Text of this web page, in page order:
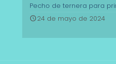
Pecho de ternera para
24 de mayo de 2024